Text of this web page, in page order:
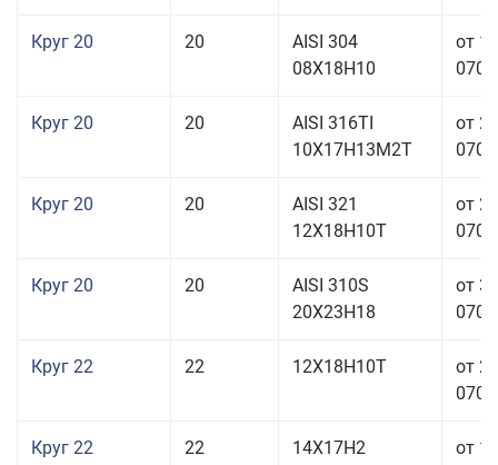
Круг 20 20
AISI 304
08Х18Н10
от
Круг 20 20
AISI 316TI
10Х17Н13М2Т
от
Круг 20 20
AISI 321
12Х18Н10Т
от
Круг 20 20
AISI 310S
20Х23Н18
от
Круг 22 22 12Х18Н10Т
от
Круг 22 22 14Х17Н2
от